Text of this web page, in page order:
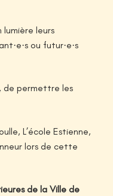
leurs
ou futur·e·s
de permettre les
L’école Estienne,
lors de cette
de la Ville de